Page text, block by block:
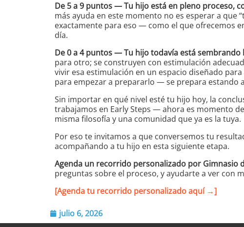
De 5 a 9 puntos — Tu hijo está en pleno proceso,
más ayuda en este momento no es esperar a que
exactamente para eso — como el que ofrecemos
día.
De 0 a 4 puntos — Tu hijo todavía está
para otro; se construyen con estimulación
vivir esa estimulación en un espacio diseñado
para empezar a prepararlo — se prepara estando
Sin importar en qué nivel esté tu hijo hoy, la
trabajamos en Early Steps — ahora es momento
misma filosofía y una comunidad que ya es la tuya.
Por eso te invitamos a que conversemos tu
acompañando a tu hijo en esta siguiente etapa.
Agenda un recorrido personalizado por Gimnasio
preguntas sobre el proceso, y ayudarte a ver con
[Agenda tu recorrido personalizado aquí →]
julio 6, 2026